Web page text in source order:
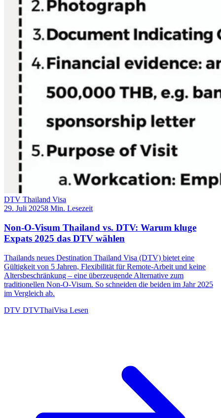
DTV Thailand Visa
29. Juli 20258 Min. Lesezeit
Non-O-Visum Thailand vs. DTV: Warum kluge
Expats 2025 das DTV wählen
Thailands neues Destination Thailand Visa (DTV) bietet eine
Gültigkeit von 5 Jahren, Flexibilität für Remote-Arbeit und keine
Altersbeschränkung – eine überzeugende Alternative zum
traditionellen Non-O-Visum. So schneiden die beiden im Jahr 2025
im Vergleich ab.
DTV DTVThaiVisa Lesen